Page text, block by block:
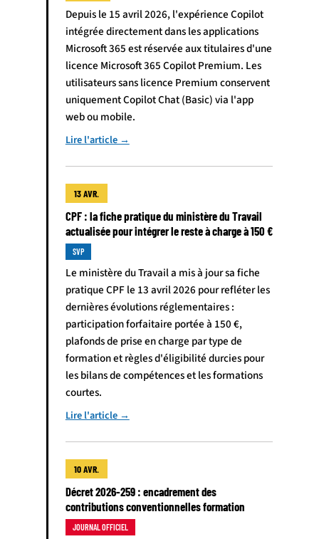
Depuis le 15 avril 2026, l'expérience Copilot
intégrée directement dans les applications
Microsoft 365 est réservée aux titulaires d'une
licence Microsoft 365 Copilot Premium. Les
utilisateurs sans licence Premium conservent
uniquement Copilot Chat (Basic) via l'app
web ou mobile.
Lire l'article →
13 AVR.
CPF : la fiche pratique du ministère du Travail
actualisée pour intégrer le reste à charge à 150 €
SVP
Le ministère du Travail a mis à jour sa fiche
pratique CPF le 13 avril 2026 pour refléter les
dernières évolutions réglementaires :
participation forfaitaire portée à 150 €,
plafonds de prise en charge par type de
formation et règles d'éligibilité durcies pour
les bilans de compétences et les formations
courtes.
Lire l'article →
10 AVR.
Décret 2026-259 : encadrement des
contributions conventionnelles formation
JOURNAL OFFICIEL